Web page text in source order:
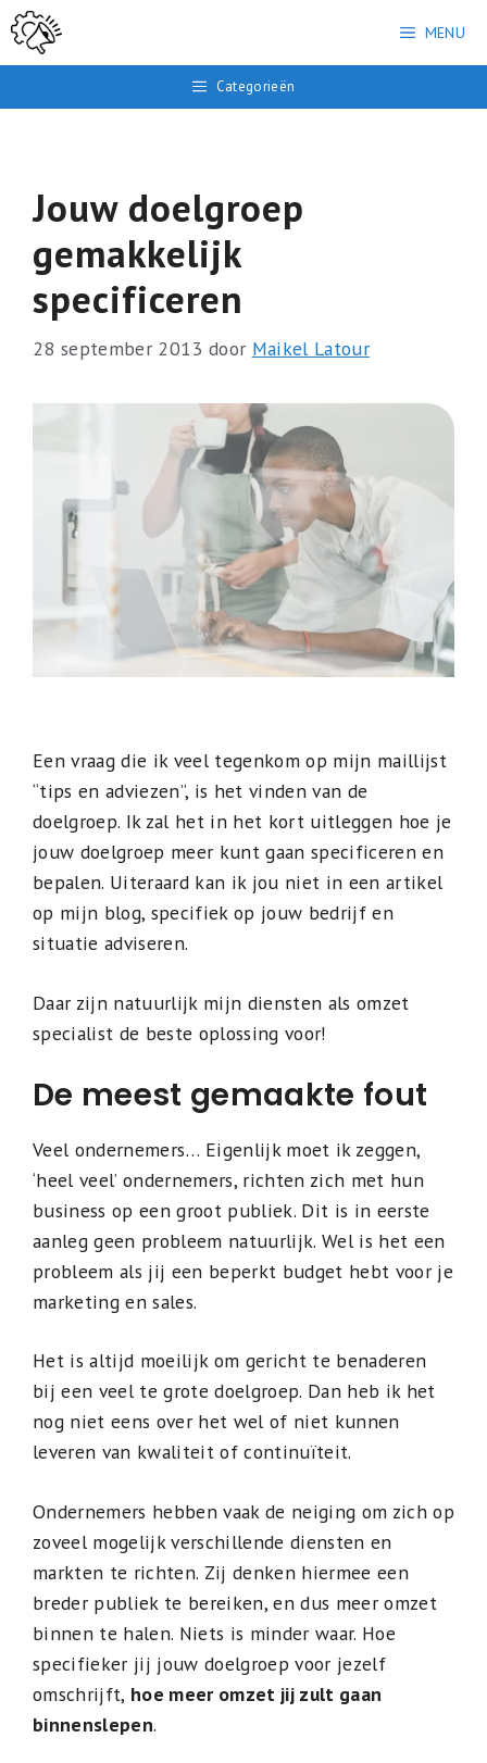
Ga
naar
inhoud
MENU
Categorieën
Jouw doelgroep
gemakkelijk
specificeren
28 september 2013 door Maikel Latour
Een vraag die ik veel tegenkom op mijn maillijst
“tips en adviezen”, is het vinden van de
doelgroep. Ik zal het in het kort uitleggen hoe je
jouw doelgroep meer kunt gaan specificeren en
bepalen. Uiteraard kan ik jou niet in een artikel
op mijn blog, specifiek op jouw bedrijf en
situatie adviseren.
Daar zijn natuurlijk mijn diensten als omzet
specialist de beste oplossing voor!
De meest gemaakte fout
Veel ondernemers… Eigenlijk moet ik zeggen,
‘heel veel’ ondernemers, richten zich met hun
business op een groot publiek. Dit is in eerste
aanleg geen probleem natuurlijk. Wel is het een
probleem als jij een beperkt budget hebt voor je
marketing en sales.
Het is altijd moeilijk om gericht te benaderen
bij een veel te grote doelgroep. Dan heb ik het
nog niet eens over het wel of niet kunnen
leveren van kwaliteit of continuïteit.
Ondernemers hebben vaak de neiging om zich op
zoveel mogelijk verschillende diensten en
markten te richten. Zij denken hiermee een
breder publiek te bereiken, en dus meer omzet
binnen te halen. Niets is minder waar. Hoe
specifieker jij jouw doelgroep voor jezelf
omschrijft, hoe meer omzet jij zult gaan
binnenslepen.